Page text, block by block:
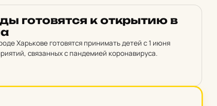
го­то­вят­ся к от­крытию в
Харькове готовятся принимать детей с 1 июня
связанных с пандемией коронавируса.